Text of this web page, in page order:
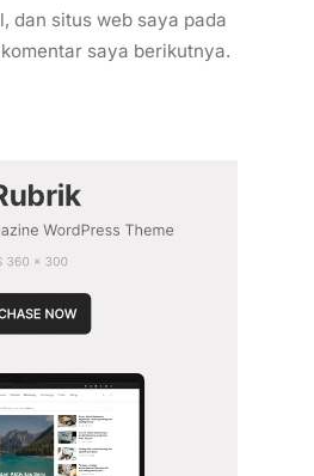
dan situs web saya pada
saya berikutnya.